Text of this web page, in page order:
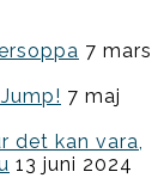
7 mars
7 maj
det kan vara,
13 juni 2024